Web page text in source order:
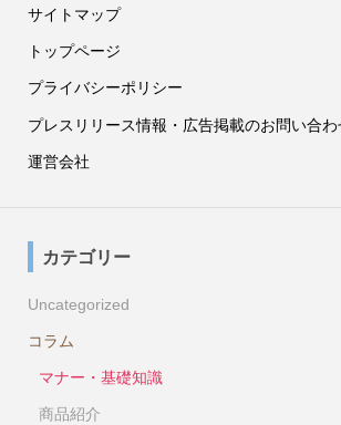
サイトマップ
トップページ
プライバシーポリシー
プレスリリース情報・広告掲載のお問い合わ
運営会社
カテゴリー
Uncategorized
コラム
マナー・基礎知識
商品紹介